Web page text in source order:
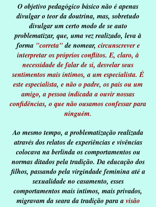
O objetivo pedagógico básico não é apenas
divulgar o teor da doutrina, mas, sobretudo
divulgar um certo modo de se auto
problematizar, que, uma vez realizado, leva à
forma "correta"de nomear, circunscrever e
interpretar os próprios conflitos.E, claro, à
necessidade de falar de si, desvelar seus
sentimentos mais íntimos, a um especialista. É
este especialista, e não o padre, os pais ou um
amigo, a pessoa indicada a ouvir nossas
confidências, o que não ousamos confessar para
ninguém.
Ao mesmo tempo, a problematização realizada
através dos relatos de experiências e vivências
colocava na berlinda os comportamentos ou
normas ditados pela tradição. Da educação dos
filhos, passando pela virgindade feminina até a
sexualidade no casamento, esses
comportamentos mais íntimos, mais privados,
migravam da seara da tradição para a visão